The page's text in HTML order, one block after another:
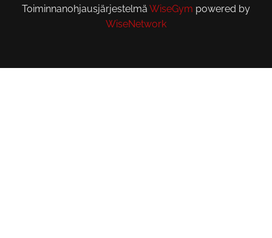
Toiminnanohjausjärjestelmä WiseGym powered by
WiseNetwork